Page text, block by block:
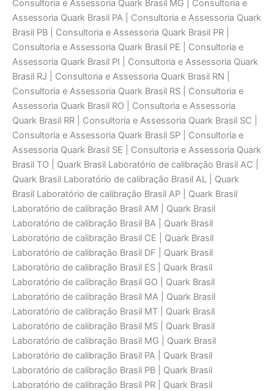
Consultoria e Assessoria Quark Brasil MG | Consultoria e
Assessoria Quark Brasil PA | Consultoria e Assessoria Quark
Brasil PB | Consultoria e Assessoria Quark Brasil PR |
Consultoria e Assessoria Quark Brasil PE | Consultoria e
Assessoria Quark Brasil PI | Consultoria e Assessoria Quark
Brasil RJ | Consultoria e Assessoria Quark Brasil RN |
Consultoria e Assessoria Quark Brasil RS | Consultoria e
Assessoria Quark Brasil RO | Consultoria e Assessoria
Quark Brasil RR | Consultoria e Assessoria Quark Brasil SC |
Consultoria e Assessoria Quark Brasil SP | Consultoria e
Assessoria Quark Brasil SE | Consultoria e Assessoria Quark
Brasil TO | Quark Brasil Laboratório de calibraçāo Brasil AC |
Quark Brasil Laboratório de calibraçāo Brasil AL | Quark
Brasil Laboratório de calibraçāo Brasil AP | Quark Brasil
Laboratório de calibraçāo Brasil AM | Quark Brasil
Laboratório de calibraçāo Brasil BA | Quark Brasil
Laboratório de calibraçāo Brasil CE | Quark Brasil
Laboratório de calibraçāo Brasil DF | Quark Brasil
Laboratório de calibraçāo Brasil ES | Quark Brasil
Laboratório de calibraçāo Brasil GO | Quark Brasil
Laboratório de calibraçāo Brasil MA | Quark Brasil
Laboratório de calibraçāo Brasil MT | Quark Brasil
Laboratório de calibraçāo Brasil MS | Quark Brasil
Laboratório de calibraçāo Brasil MG | Quark Brasil
Laboratório de calibraçāo Brasil PA | Quark Brasil
Laboratório de calibraçāo Brasil PB | Quark Brasil
Laboratório de calibraçāo Brasil PR | Quark Brasil